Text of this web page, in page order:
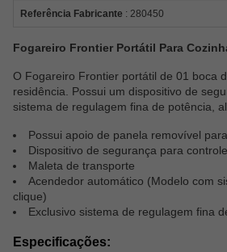
Referência Fabricante : 280450
Fogareiro Frontier Portátil Para
O Fogareiro Frontier portátil de 01 boca
residência. Possui um dispositivo de
sistema de regulagem fina de potência,
Possui apoio de panela removível
Dispositivo de segurança para
Maleta de transporte
Acendedor automático (Modelo com
clique)
Exclusivo sistema de regulagem fina
Especificações: